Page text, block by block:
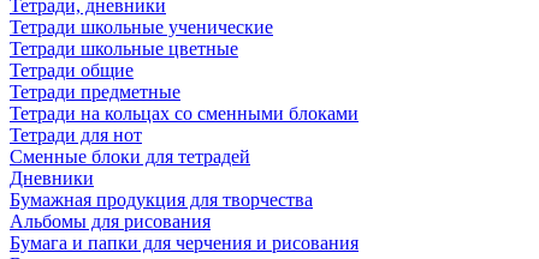
Тетради, дневники
Тетради школьные ученические
Тетради школьные цветные
Тетради общие
Тетради предметные
Тетради на кольцах со сменными блоками
Тетради для нот
Сменные блоки для тетрадей
Дневники
Бумажная продукция для творчества
Альбомы для рисования
Бумага и папки для черчения и рисования